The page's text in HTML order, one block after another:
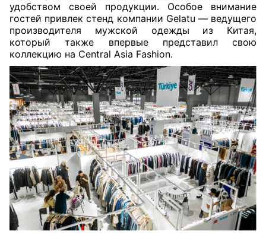
удобством своей продукции. Особое внимание
гостей привлек стенд компании Gelatu — ведущего
производителя мужской одежды из Китая,
который также впервые представил свою
коллекцию на Central Asia Fashion.